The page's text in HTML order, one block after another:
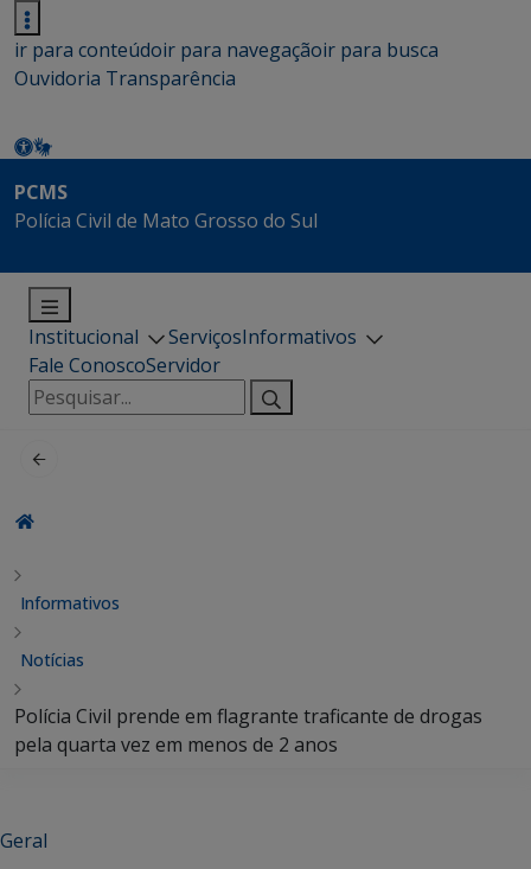
ir para conteúdoir para navegaçãoir para busca
Ouvidoria Transparência
PCMS
Polícia Civil de Mato Grosso do Sul
Institucional ServiçosInformativos
Fale ConoscoServidor
Pesquisar
por:
Informativos
Notícias
Polícia Civil prende em flagrante traficante de drogas
pela quarta vez em menos de 2 anos
Geral